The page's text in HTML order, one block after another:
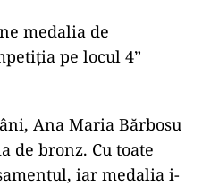
medalia de
pe locul 4”
Ana Maria Bărbosu
de bronz. Cu toate
iar medalia i-